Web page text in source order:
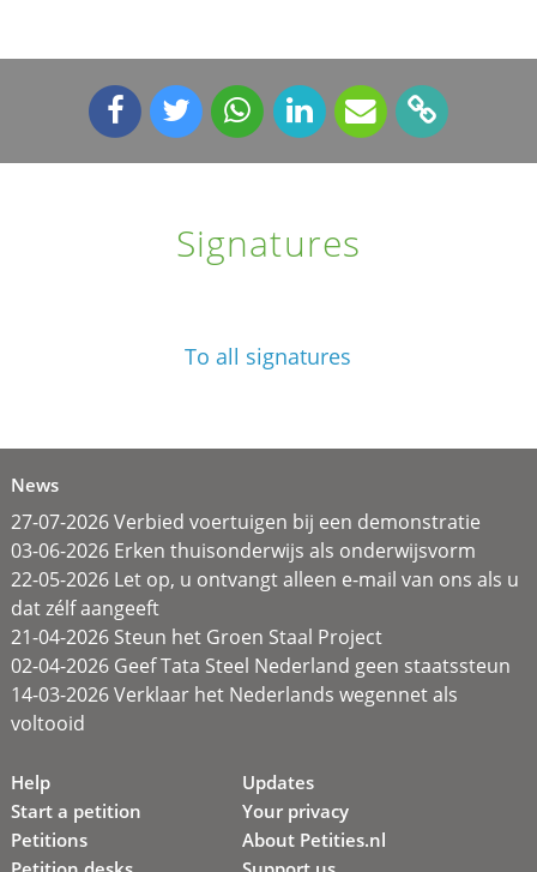
Signatures
To all signatures
News
27-07-2026 Verbied voertuigen bij een demonstratie
03-06-2026 Erken thuisonderwijs als onderwijsvorm
22-05-2026 Let op, u ontvangt alleen e-mail van ons als u
dat zélf aangeeft
21-04-2026 Steun het Groen Staal Project
02-04-2026 Geef Tata Steel Nederland geen staatssteun
14-03-2026 Verklaar het Nederlands wegennet als
voltooid
Help
Start a petition
Petitions
Updates
Your privacy
About Petities.nl